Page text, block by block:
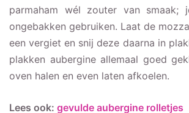
parmaham wél zouter van smaak;
ongebakken gebruiken. Laat de
een vergiet en snij deze daarna in
plakken aubergine allemaal goed
oven halen en even laten afkoelen.
Lees ook: gevulde aubergine rolletjes